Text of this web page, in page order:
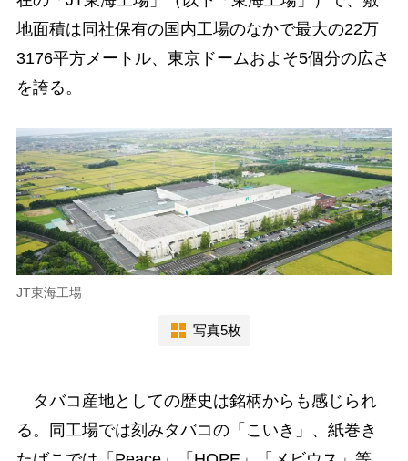
地面積は同社保有の国内工場のなかで最大の22万
3176平方メートル、東京ドームおよそ5個分の広さ
を誇る。
JT東海工場
写真5枚
タバコ産地としての歴史は銘柄からも感じられ
る。同工場では刻みタバコの「こいき」、紙巻き